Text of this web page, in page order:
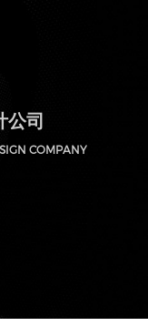
公司
COMPANY